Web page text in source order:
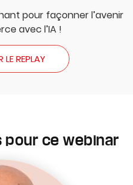
pour façonner l’avenir
avec l’IA !
LE REPLAY
pour ce webinar